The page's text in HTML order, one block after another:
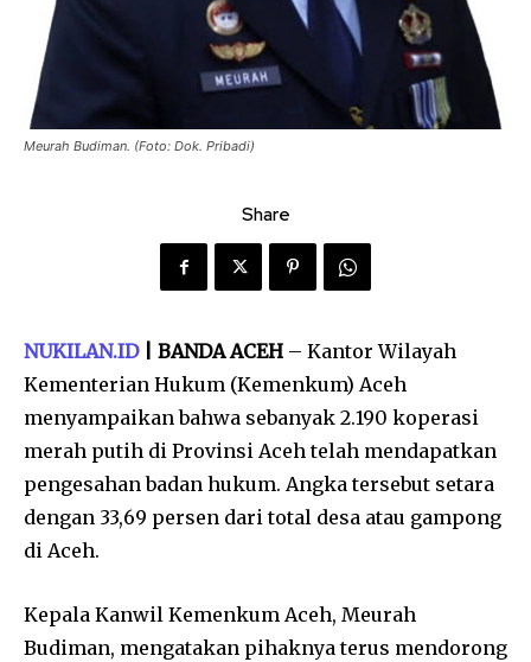
Meurah Budiman. (Foto: Dok. Pribadi)
Share
NUKILAN.ID| BANDA ACEH – Kantor Wilayah
Kementerian Hukum (Kemenkum) Aceh
menyampaikan bahwa sebanyak 2.190 koperasi
merah putih di Provinsi Aceh telah mendapatkan
pengesahan badan hukum. Angka tersebut setara
dengan 33,69 persen dari total desa atau gampong
di Aceh.
Kepala Kanwil Kemenkum Aceh, Meurah
Budiman, mengatakan pihaknya terus mendorong